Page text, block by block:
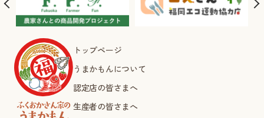
トップページ
うまかもんについて
認定店の皆さまへ
生産者の皆さまへ